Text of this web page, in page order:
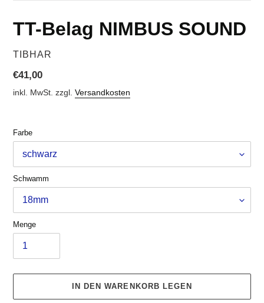
TT-Belag NIMBUS SOUND
VERKÄUFER
TIBHAR
Normaler
Preis
€41,00
inkl. MwSt. zzgl. Versandkosten
Farbe
Schwamm
Menge
IN DEN WARENKORB LEGEN